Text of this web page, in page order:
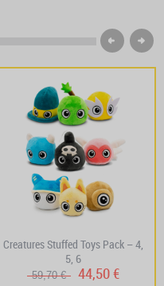
Creatures Stuffed Toys Pack – 4,
5, 6
59,70 € 44,50 €